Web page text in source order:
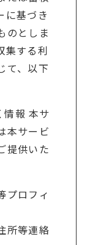
に基づき
のとしま
集する利
て、以下
情報 本サ
本サービ
提供いた
プロフィ
所等連絡